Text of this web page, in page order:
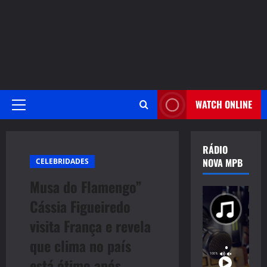
Primary
WATCH ONLINE
CELEBRIDADES
Musa do Flamengo”
Cássia Figueiredo
visita França e revela
que clima no país
RÁDIO
NOVA MPB